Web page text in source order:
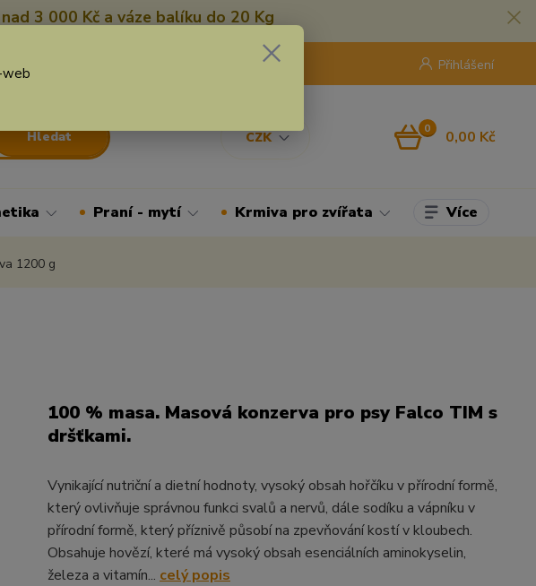
3 000 Kč a váze balíku do 20 Kg
CZK
Přihlášení
Hledat
8:00 - 16:30
0 0,00 Kč
Praní - mytí Krmiva pro zvířata Více
1200 g
100 % masa. Masová konzerva pro psy Falco TIM s
dršťkami.
Vynikající nutriční a dietní hodnoty, vysoký obsah hořčíku v přírodní formě,
který ovlivňuje správnou funkci svalů a nervů, dále sodíku a vápníku v
přírodní formě, který příznivě působí na zpevňování kostí v kloubech.
Obsahuje hovězí, které má vysoký obsah esenciálních aminokyselin,
železa a vitamín... celý popis
web